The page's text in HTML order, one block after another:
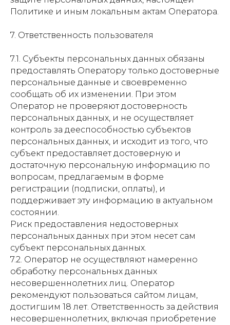
Политике и иным локальным актам Оператора.
7. Ответственность пользователя
7.1. Субъекты персональных данных обязаны
предоставлять Оператору только достоверные
персональные данные и своевременно
сообщать об их изменении. При этом
Оператор не проверяют достоверность
персональных данных, и не осуществляет
контроль за дееспособностью субъектов
персональных данных, и исходит из того, что
субъект предоставляет достоверную и
достаточную персональную информацию по
вопросам, предлагаемым в форме
регистрации (подписки, оплаты), и
поддерживает эту информацию в актуальном
состоянии.
Риск предоставления недостоверных
персональных данных при этом несет сам
субъект персональных данных.
7.2. Оператор не осуществляют намеренно
обработку персональных данных
несовершеннолетних лиц. Оператор
рекомендуют пользоваться сайтом лицам,
достигшим 18 лет. Ответственность за действия
несовершеннолетних, включая приобретение